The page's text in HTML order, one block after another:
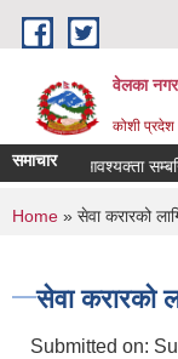
Skip to main content
वेलका
कोशी
समाचारआवश्यक्ता सम्बन्धि
You are
Home » सेवा करारको
सेवा करारको
Submitted on: